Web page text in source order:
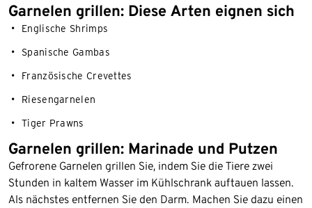
Garnelen grillen: Diese Arten eignen sich
Englische Shrimps
Spanische Gambas
Französische Crevettes
Riesengarnelen
Tiger Prawns
Garnelen grillen: Marinade und Putzen
Gefrorene Garnelen grillen Sie, indem Sie die Tiere zwei
Stunden in kaltem Wasser im Kühlschrank auftauen lassen.
Als nächstes entfernen Sie den Darm. Machen Sie dazu einen